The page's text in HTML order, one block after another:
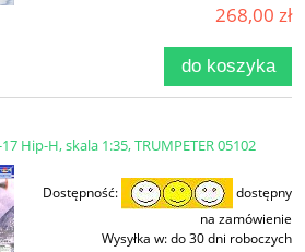
268,00 zł
do koszyka
Hip-H, skala 1:35, TRUMPETER 05102
Dostępność:
dostępny
na zamówienie
Wysyłka w:do 30 dni roboczych